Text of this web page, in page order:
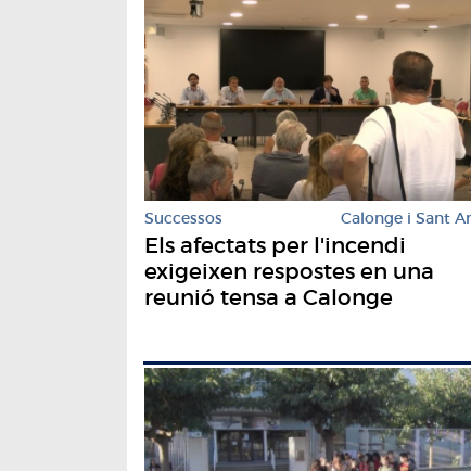
Successos Calonge i Sant
Els afectats per l'incendi
exigeixen respostes en una
reunió tensa a Calonge